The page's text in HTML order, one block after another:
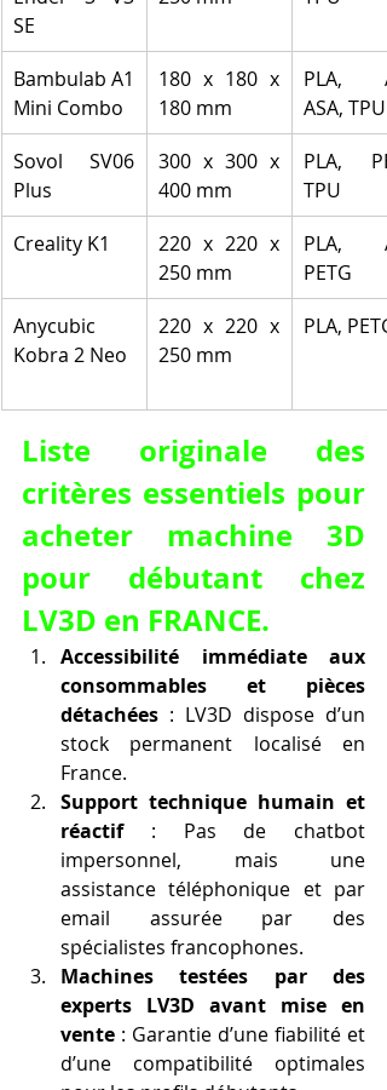
SE
Bambulab A1
Mini Combo
180 x 180 x
180 mm
PLA,
ASA, TPU
Sovol SV06
Plus
300 x 300 x
400 mm
PLA,
TPU
Creality K1
220 x 220 x
250 mm
PLA,
PETG
Anycubic
Kobra 2 Neo
220 x 220 x
250 mm
PLA, PETG
Liste originale des
critères essentiels pour
acheter machine 3D
pour débutant chez
LV3D en FRANCE.
Accessibilité immédiate aux
consommables et pièces
détachées : LV3D dispose d’un
stock permanent localisé en
France.
Support technique humain et
réactif : Pas de chatbot
impersonnel, mais une
assistance téléphonique et par
email assurée par des
spécialistes francophones.
Machines testées par des
experts LV3D avant mise en
vente : Garantie d’une fiabilité et
d’une compatibilité optimales